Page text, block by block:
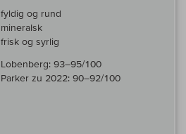
fyldig og rund
mineralsk
frisk og syrlig
Lobenberg: 93–95/100
Parker zu 2022: 90–92/100